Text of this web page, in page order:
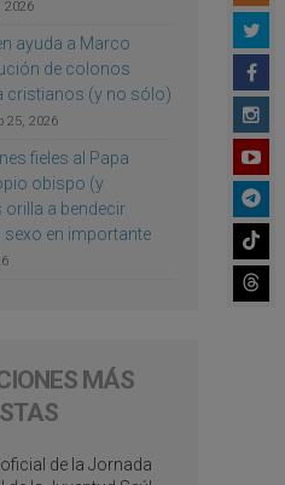
2026
ayuda a Marco
de colonos
cristianos (y no sólo)
25, 2026
fieles al Papa
obispo (y
orilla a bendecir
en importante
MÁS
de la Jornada